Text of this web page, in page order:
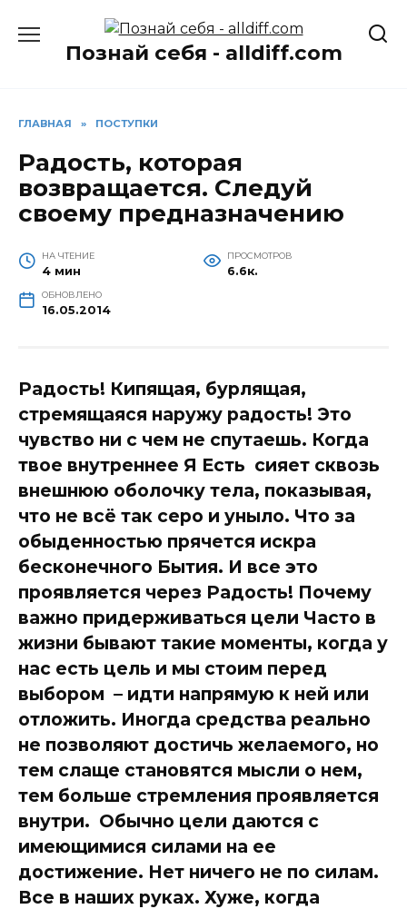
содержаниюПознай себя - alldiff.com
ГЛАВНАЯ » ПОСТУПКИ
Радость, которая
возвращается. Следуй
своему предназначению
НА ЧТЕНИЕ
4 мин
ПРОСМОТРОВ
6.6к.
ОБНОВЛЕНО
16.05.2014
Радость! Кипящая, бурлящая,
стремящаяся наружу радость! Это
чувство ни с чем не спутаешь. Когда
твое внутреннее Я Есть сияет сквозь
внешнюю оболочку тела, показывая,
что не всё так серо и уныло. Что за
обыденностью прячется искра
бесконечного Бытия. И все это
проявляется через Радость! Почему
важно придерживаться цели Часто в
жизни бывают такие моменты, когда у
нас есть цель и мы стоим перед
выбором – идти напрямую к ней или
отложить. Иногда средства реально
не позволяют достичь желаемого, но
тем слаще становятся мысли о нем,
тем больше стремления проявляется
внутри. Обычно цели даются с
имеющимися силами на ее
достижение. Нет ничего не по силам.
Все в наших руках. Хуже, когда